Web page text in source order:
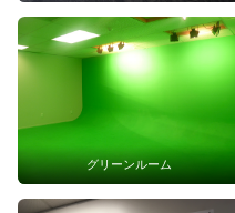
グリーンルーム